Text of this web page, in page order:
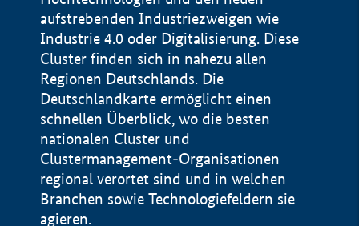
aufstrebenden Industriezweigen wie
Industrie 4.0 oder Digitalisierung. Diese
Cluster finden sich in nahezu allen
Regionen Deutschlands. Die
Deutschlandkarte ermöglicht einen
schnellen Überblick, wo die besten
nationalen Cluster und
Clustermanagement-Organisationen
regional verortet sind und in welchen
Branchen sowie Technologiefeldern sie
agieren.